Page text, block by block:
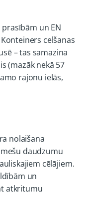
un EN
celšanas
– tas samazina
(mazāk nekā 57
rajonu ielās,
nolaišana
daudzumu
cēlājiem.
un
atkritumu